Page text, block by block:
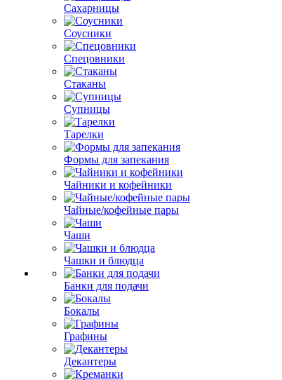
Сахарницы
Соусники
Спецовники
Стаканы
Супницы
Тарелки
Формы для запекания
Чайники и кофейники
Чайные/кофейные пары
Чаши
Чашки и блюдца
Банки для подачи
Бокалы
Графины
Декантеры